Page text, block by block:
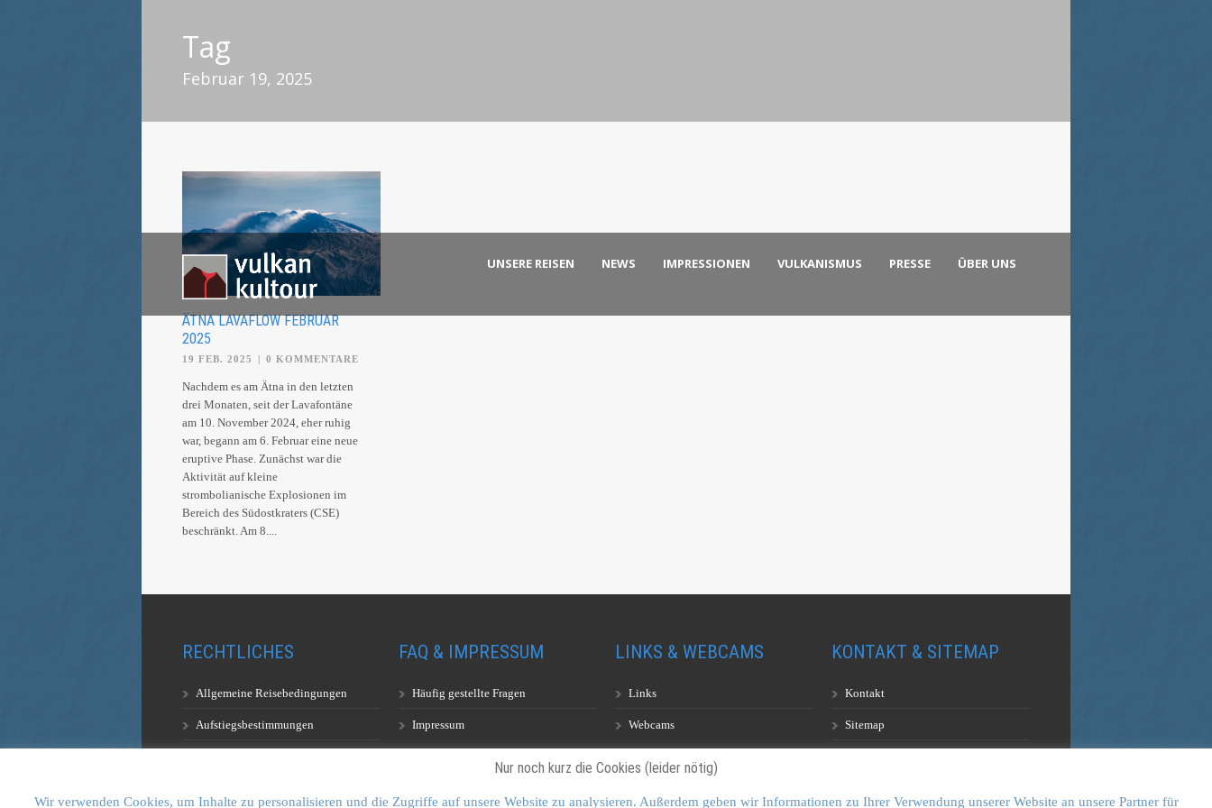
UNSERE REISEN NEWS IMPRESSIONEN VULKANISMUS PRESSE ÜBER UNS
Tag
Februar 19, 2025
ÄTNA LAVAFLOW FEBRUAR
2025
19 FEB. 2025 | 0 KOMMENTARE
Nachdem es am Ätna in den letzten
drei Monaten, seit der Lavafontäne
am 10. November 2024, eher ruhig
war, begann am 6. Februar eine neue
eruptive Phase. Zunächst war die
Aktivität auf kleine
strombolianische Explosionen im
Bereich des Südostkraters (CSE)
beschränkt. Am 8....
RECHTLICHES
Allgemeine Reisebedingungen
Aufstiegsbestimmungen
FAQ & IMPRESSUM
Häufig gestellte Fragen
Impressum
LINKS & WEBCAMS
Links
Webcams
KONTAKT & SITEMAP
Kontakt
Sitemap
Nur noch kurz die Cookies (leider nötig)
Wir verwenden Cookies, um Inhalte zu personalisieren und die Zugriffe auf unsere Website zu analysieren. Außerdem geben wir Informationen zu Ihrer Verwendung unserer Website an unsere Partner für